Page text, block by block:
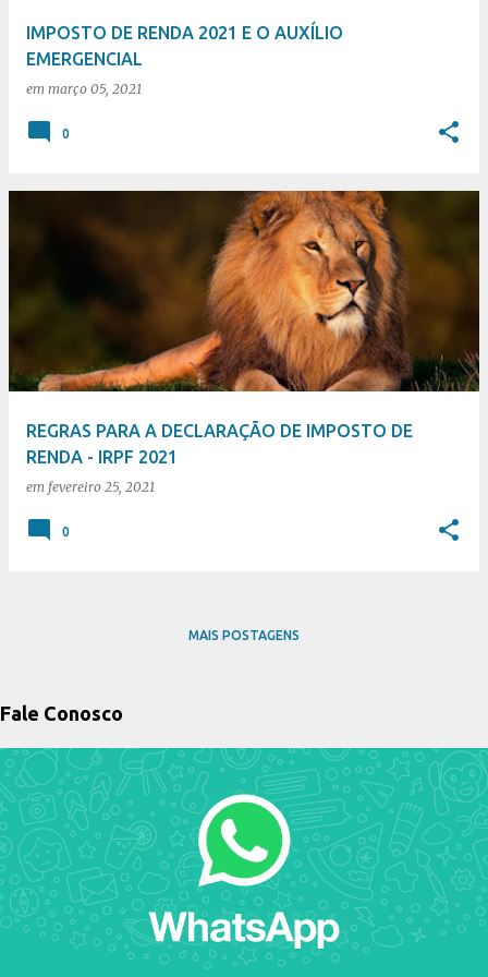
IMPOSTO DE RENDA 2021 E O AUXÍLIO
EMERGENCIAL
em março 05, 2021
0
REGRAS PARA A DECLARAÇÃO DE IMPOSTO DE
RENDA - IRPF 2021
em fevereiro 25, 2021
0
MAIS POSTAGENS
Fale Conosco